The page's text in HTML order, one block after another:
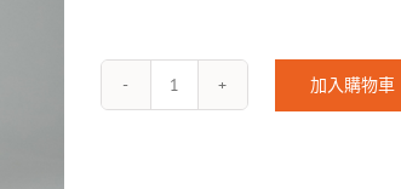
RHEA-
加入購物車